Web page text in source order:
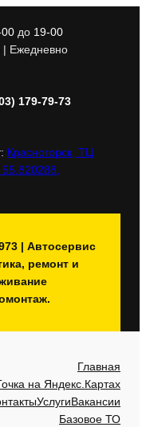
до 19-00
| Ежедневно
179-79-73
Красногорск, ТЦ
| Автосервис
ремонт и
Главная
на Яндекс.Картах
УслугиВакансии
Базовое ТО